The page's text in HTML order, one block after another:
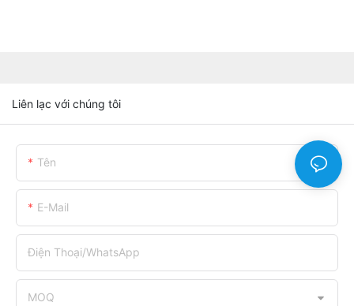
Liên lạc với chúng tôi
Tên
E-Mail
Điện Thoại/WhatsApp
MOQ